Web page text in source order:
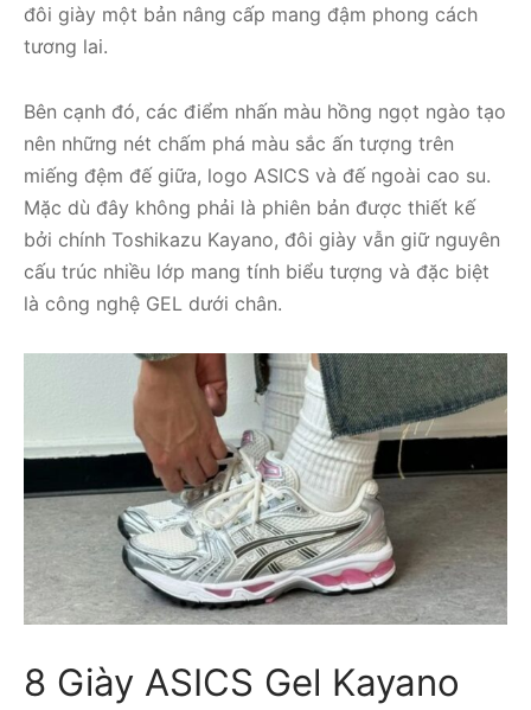
đôi giày một bản nâng cấp mang đậm phong cách
tương lai.
Bên cạnh đó, các điểm nhấn màu hồng ngọt ngào tạo
nên những nét chấm phá màu sắc ấn tượng trên
miếng đệm đế giữa, logo ASICS và đế ngoài cao su.
Mặc dù đây không phải là phiên bản được thiết kế
bởi chính Toshikazu Kayano, đôi giày vẫn giữ nguyên
cấu trúc nhiều lớp mang tính biểu tượng và đặc biệt
là công nghệ GEL dưới chân.
8 Giày ASICS Gel Kayano